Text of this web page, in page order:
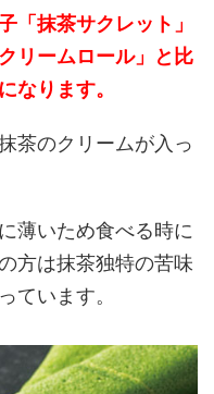
「抹茶サクレット」
リームロール」と比
なります。
茶のクリームが入っ
薄いため食べる時に
方は抹茶独特の苦味
ています。